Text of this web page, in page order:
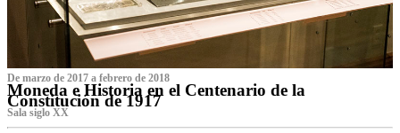
De marzo de 2017 a febrero de 2018
Moneda e Historia en el Centenario de la
Constitución de 1917
Sala siglo XX